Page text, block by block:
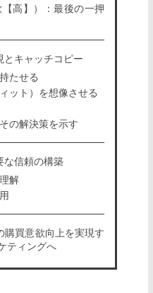
高】）：最後の一押
とキャッチコピー
たせる
ット）を想像させる
の解決策を示す
な信頼の構築
解
購買意欲向上を実現す
ティングへ